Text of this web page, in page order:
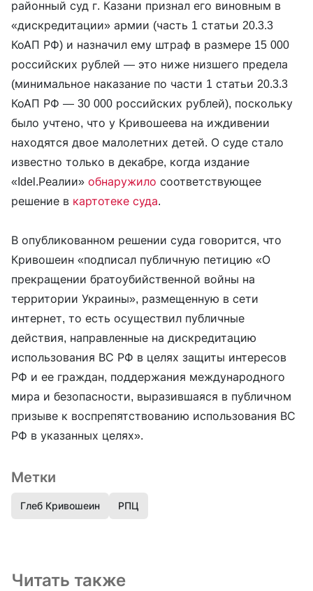
районный суд г. Казани признал его виновным в
«дискредитации» армии (часть 1 статьи 20.3.3
КоАП РФ) и назначил ему штраф в размере 15 000
российских рублей — это ниже низшего предела
(минимальное наказание по части 1 статьи 20.3.3
КоАП РФ — 30 000 российских рублей), поскольку
было учтено, что у Кривошеева на иждивении
находятся двое малолетних детей. О суде стало
известно только в декабре, когда издание
«Idel.Реалии» обнаружило соответствующее
решение в картотеке суда.
В опубликованном решении суда говорится, что
Кривошеин «подписал публичную петицию «О
прекращении братоубийственной войны на
территории Украины», размещенную в сети
интернет, то есть осуществил публичные
действия, направленные на дискредитацию
использования ВС РФ в целях защиты интересов
РФ и ее граждан, поддержания международного
мира и безопасности, выразившаяся в публичном
призыве к воспрепятствованию использования ВС
РФ в указанных целях».
Метки
Глеб Кривошеин РПЦ
Читать также